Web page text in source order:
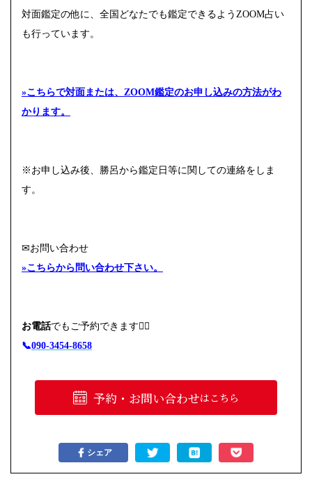
対面鑑定の他に、全国どなたでも鑑定できるようZOOM占い
も行っています。
»こちらで対面または、ZOOM鑑定のお申し込みの方法がわ
かります。
※お申し込み後、勝呂から鑑定日等に関しての連絡をしま
す。
✉お問い合わせ
»こちらから問い合わせ下さい。
お電話でもご予約できます 🙇‍♀️
📞090-3454-8658
予約・お問い合わせはこちら
シェア